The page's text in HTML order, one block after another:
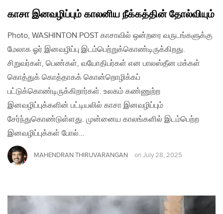
காசா இனவழிப்பும் காலனிய நீக்கத்தின் தோல்வியும்
Photo, WASHINTON POST காசாவில் ஒன்றரை வருடங்களுக்கு
மேலாக ஓர் இனவழிப்பு இடம்பெற்றுக்கொண்டிருக்கிறது.
சிறுவர்கள், பெண்கள், வயோதிபர்கள் என பாலஸ்தீன மக்கள்
கொத்துக் கொத்தாகக் கொன்றொழிக்கப்
பட்டுக்கொண்டிருக்கிறார்கள். உலகம் கண்ணுற்ற
இனவழிப்புக்களின் பட்டியலில் காசா இனவழிப்பும்
சேர்ந்துகொண்டுள்ளது. முன்னைய காலங்களில் இடம்பெற்ற
இனவழிப்புக்கள் போல்…
MAHENDRAN THIRUVARANGAN on July 28, 2025